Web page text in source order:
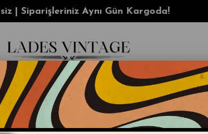
Aynı Gün Kargoda!
ERKEK AKSESUAR